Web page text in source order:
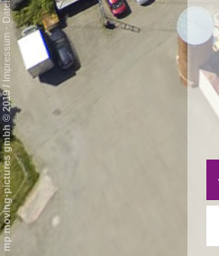
mp moving-pictures gmbh © 2019
/
Impressum
-